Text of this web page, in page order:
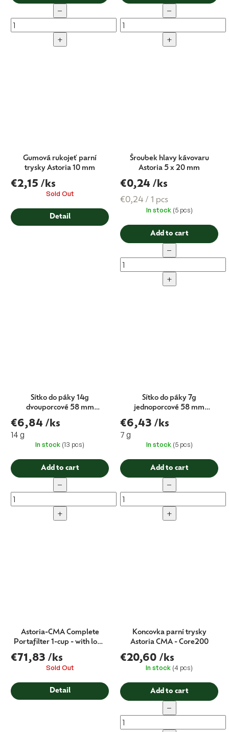
−
+
−
+
Gumová rukojeť parní
trysky Astoria 10 mm
€2,15 /ks
Sold Out
Detail
Šroubek hlavy kávovaru
Astoria 5 x 20 mm
€0,24 /ks
Measure
€0,24 / 1 pcs
In stock (5 pcs)
Add to cart
−
+
Sítko do páky 14g
dvouporcové 58 mm
H.24,5
€6,84 /ks
14 g
In stock (13 pcs)
Add to cart
−
+
Sítko do páky 7g
jednoporcové 58 mm
H.19,5
€6,43 /ks
7 g
In stock (5 pcs)
Add to cart
−
+
Astoria-CMA Complete
Portafilter 1-cup - with logo
58 mm
€71,83 /ks
Sold Out
Detail
Koncovka parní trysky
Astoria CMA - Core200
€20,60 /ks
In stock (4 pcs)
Add to cart
−